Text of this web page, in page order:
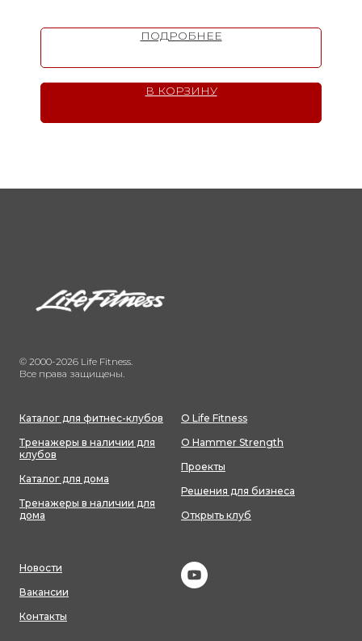
ПОДРОБНЕЕ
В КОРЗИНУ
© 2000-2026 Life Fitness.
Все права защищены.
Каталог для фитнес-клубов
Тренажеры в наличии для
клубов
Каталог для дома
Тренажеры в наличии для
дома
О Life Fitness
О Hammer Strength
Проекты
Решения для бизнеса
Открыть клуб
Новости
Вакансии
Контакты